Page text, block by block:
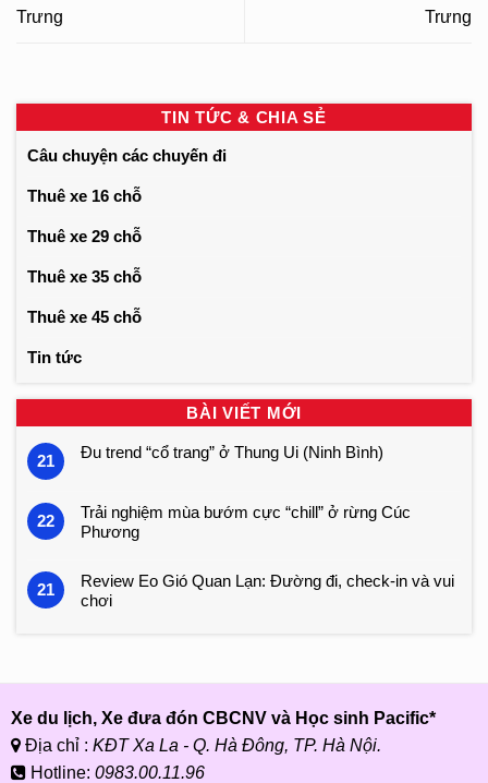
Trưng
Trưng
TIN TỨC & CHIA SẺ
Câu chuyện các chuyến đi
Thuê xe 16 chỗ
Thuê xe 29 chỗ
Thuê xe 35 chỗ
Thuê xe 45 chỗ
Tin tức
BÀI VIẾT MỚI
21 Đu trend “cổ trang” ở Thung Ui (Ninh Bình)
22
Trải nghiệm mùa bướm cực “chill” ở rừng Cúc
Phương
21
Review Eo Gió Quan Lạn: Đường đi, check-in và vui
chơi
Xe du lịch, Xe đưa đón CBCNV và Học sinh Pacific*
Địa chỉ : KĐT Xa La - Q. Hà Đông, TP. Hà Nội.
Hotline: 0983.00.11.96